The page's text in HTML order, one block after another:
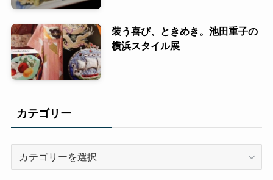
装う喜び、ときめき。池田重子の
横浜スタイル展
カテゴリー